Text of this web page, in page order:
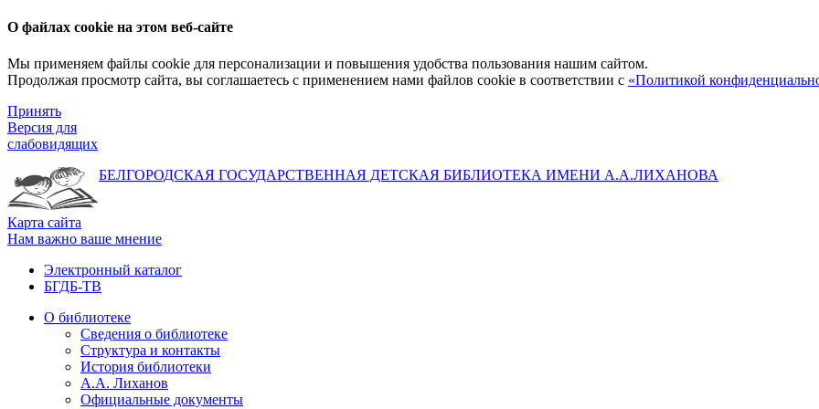
О файлах cookie на этом веб-сайте
Мы применяем файлы cookie для персонализации и повышения удобства пользования нашим сайтом.
Продолжая просмотр сайта, вы соглашаетесь с применением нами файлов cookie в соответствии с «Политикой
Принять
Версия для
слабовидящих
БЕЛГОРОДСКАЯ ГОСУДАРСТВЕННАЯ ДЕТСКАЯ БИБЛИОТЕКА ИМЕНИ А.А.ЛИХАНОВА
Карта сайта
Нам важно ваше мнение
Электронный каталог
БГДБ-ТВ
О библиотеке
Сведения о библиотеке
Структура и контакты
История библиотеки
А.А. Лиханов
Официальные документы